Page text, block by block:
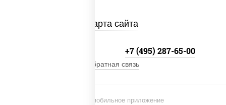
Карта сайта
Установи мобильное приложение
+7 (495) 287-65-00
Обратная связь